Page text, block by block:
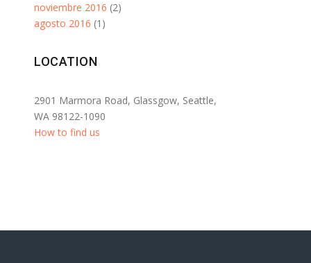
noviembre 2016 (2)
agosto 2016 (1)
LOCATION
2901 Marmora Road, Glassgow, Seattle,
WA 98122-1090
How to find us